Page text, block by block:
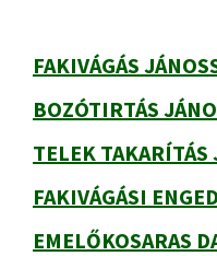
FAKIVÁGÁS
BOZÓTIRTÁS
TELEK
FAKIVÁGÁSI
EMELŐKOSARAS